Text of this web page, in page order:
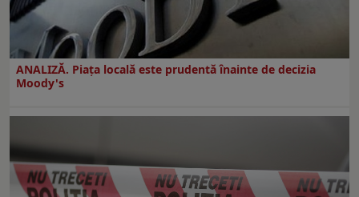
ANALIZĂ. Piața locală este prudentă înainte de decizia
Moody's